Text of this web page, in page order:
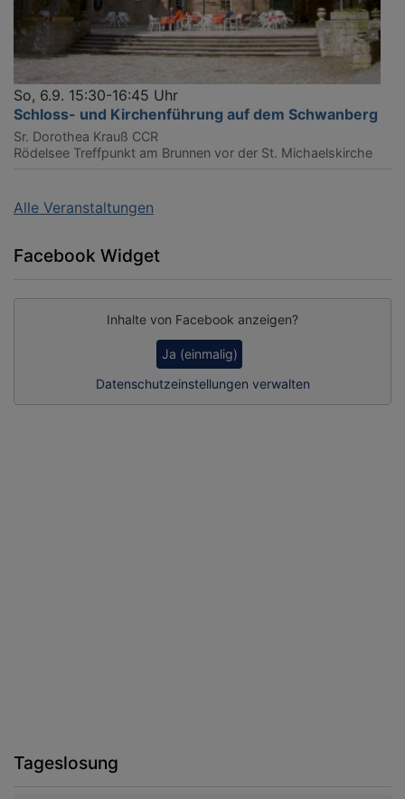
So, 6.9. 15:30-16:45 Uhr
Schloss- und Kirchenführung auf dem Schwanberg
Sr. Dorothea Krauß CCR
Rödelsee Treffpunkt am Brunnen vor der St. Michaelskirche
Alle Veranstaltungen
Facebook Widget
Inhalte von Facebook anzeigen?
Ja (einmalig)
Datenschutzeinstellungen verwalten
Tageslosung